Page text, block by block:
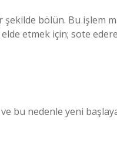
bölün. Bu işlem
elde etmek için; sote
bu nedenle yeni